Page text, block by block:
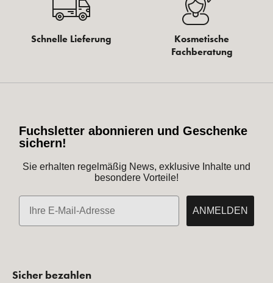
Schnelle Lieferung
Kosmetische
Fachberatung
Fuchsletter abonnieren und Geschenke
sichern!
Sie erhalten regelmäßig News, exklusive Inhalte und
besondere Vorteile!
E-Mail
ANMELDEN
Sicher bezahlen